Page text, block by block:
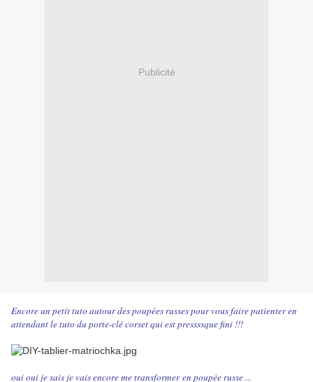
Publicité
Encore un petit tuto autour des poupées russes pour vous faire patienter en
attendant le tuto du porte-clé corset qui est pressssque fini !!!
oui oui je sais je vais encore me transformer en poupée russe ...